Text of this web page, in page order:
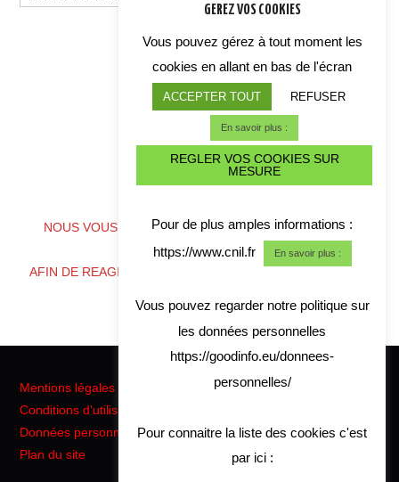
thème
ALERTE CYBER CRISE
NOUS VOUS CONSEILLONS DE TELECHARGER NOS
COORDONNES
AFIN DE REAGIR RAPIDEMENT EN CAS DE CRISE CYBER
Mentions légales
Conditions d'utilisation
Données personnelles RGPD
Plan du site
GEREZ VOS COOKIES
Vous pouvez gérez à tout moment les
cookies en allant en bas de l'écran
ACCEPTER TOUT REFUSER
En savoir plus :
REGLER VOS COOKIES SUR
MESURE
Pour de plus amples informations :
https://www.cnil.fr
En savoir plus :
Vous pouvez regarder notre politique sur
les données personnelles
https://goodinfo.eu/donnees-
personnelles/
Pour connaitre la liste des cookies c'est
par ici :